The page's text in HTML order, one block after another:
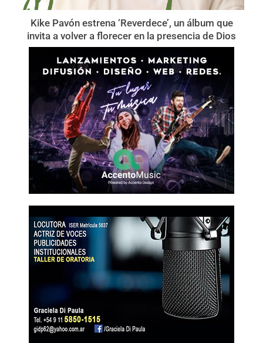
Kike Pavón estrena ‘Reverdece’, un álbum que
invita a volver a florecer en la presencia de Dios